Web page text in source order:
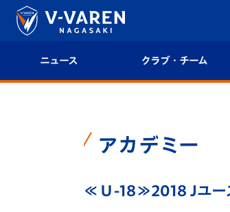
ニュース クラブ・チーム
アカデミー
≪Ｕ-18≫2018 Jユー